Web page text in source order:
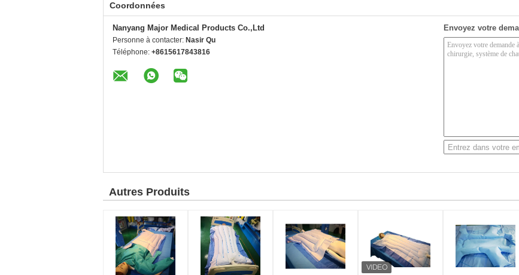
Coordonnées
Nanyang Major Medical Products Co.,Ltd
Personne à contacter: Nasir Qu
Téléphone: +8615617843816
Envoyez votre
Autres Produits